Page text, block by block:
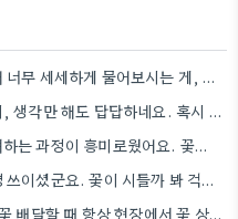
퀵서비스 기사님께서 꽃 크기에 대해 너무 세세하게 물어보시는 게, 꽃바구니 자체가 손상될까 봐 걱정되는 마음은…
꽃 크기가 얼마나 중요한 문제였는지, 생각만 해도 답답하네요. 혹시 다음에는 좀 더 꼼꼼하게 사이즈를 확인해야겠어요.
송도에서 택배 대신 퀵서비스를 고려하는 과정이 흥미로웠어요. 꽃의 신선도를 위해 퀵서비스가 더 현실적인 선택일 수…
퀵서비스 기사님 운전 스타일이 신경 쓰이셨군요. 꽃이 시들까 봐 걱정하시는 마음 이해해요.
온라인 사진은 너무 화려하죠. 제가 꽃 배달할 때 항상 현장에서 꽃 상태를 꼼꼼히 확인하는 게…